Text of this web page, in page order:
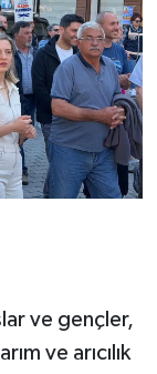
ve gençler,
ve arıcılık